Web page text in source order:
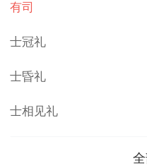
有司
士冠礼
士昏礼
士相见礼